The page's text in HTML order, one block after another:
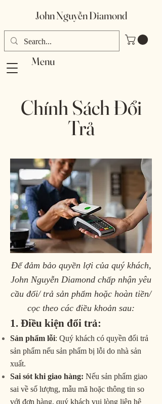
​John Nguyễn Diamond
Menu
Chính Sách Đổi
Trả
Để đảm bảo quyền lợi của quý khách,
John Nguyễn Diamond chấp nhận yêu
cầu đổi/ trả sản phẩm hoặc hoàn tiền/
cọc theo các điều khoản sau:
1. Điều kiện đổi trả:
Sản phẩm lỗi: Quý khách có quyền đổi trả
sản phẩm nếu sản phẩm bị lỗi do nhà sản
xuất.
Sai sót khi giao hàng: Nếu sản phẩm giao
sai về số lượng, mẫu mã hoặc thông tin so
với đơn hàng, quý khách vui lòng liên hệ